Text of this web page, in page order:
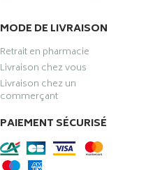
MODE DE LIVRAISON
Retrait en pharmacie
Livraison chez vous
Livraison chez un
commerçant
PAIEMENT SÉCURISÉ